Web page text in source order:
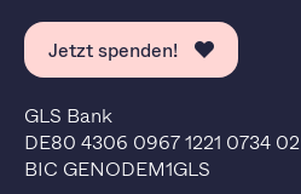
Jetzt spenden!
GLS Bank
DE80 4306 0967 1221 0734 02
BIC GENODEM1GLS